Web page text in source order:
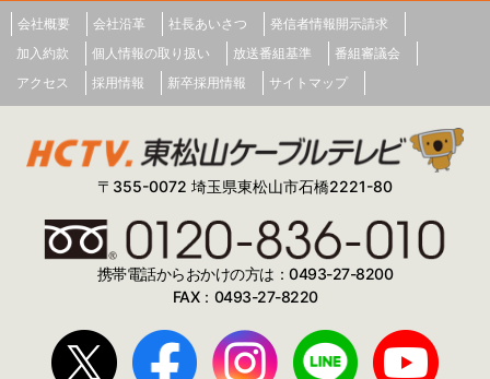
会社概要 会社沿革 社長あいさつ
発信者情報開示請求
加入約款
個人情報の取り扱い 放送番組基準
番組審議会
アクセス
採用情報 新卒採用情報 サイトマップ
〒355-0072 埼玉県東松山市石橋2221-80
携帯電話からおかけの方は：0493-27-8200
FAX：0493-27-8220